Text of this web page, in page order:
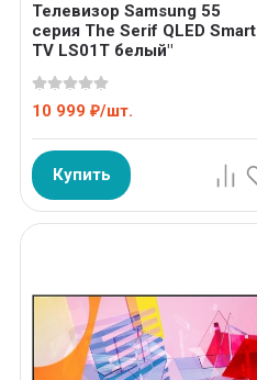
Телевизор Samsung 55
серия The Serif QLED Smart
TV LS01T белый"
10 999 ₽/шт.
Купить